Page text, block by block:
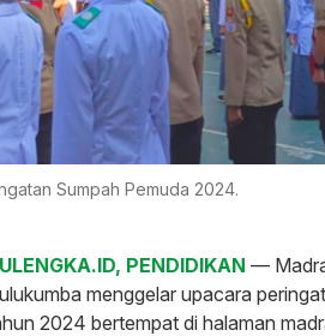
Sumpah Pemuda 2024.
PENDIDIKAN —
menggelar upacara
2024 bertempat di halaman